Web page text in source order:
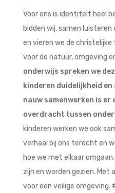
Voor ons is identiteit heel
bidden wij, samen
en vieren we de christelijke
voor de natuur, omgeving
onderwijs spreken we
kinderen duidelijkheid
nauw samenwerken is er
overdracht tussen
kinderen werken we ook
verhaal bij ons terecht en
hoe we met elkaar
zijn en worden gezien. Met
voor een veilige omgeving.